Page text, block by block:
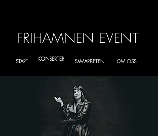
FRIHAMNEN EVENT
START OM OSS
SAMARBETEN
KONSERTER